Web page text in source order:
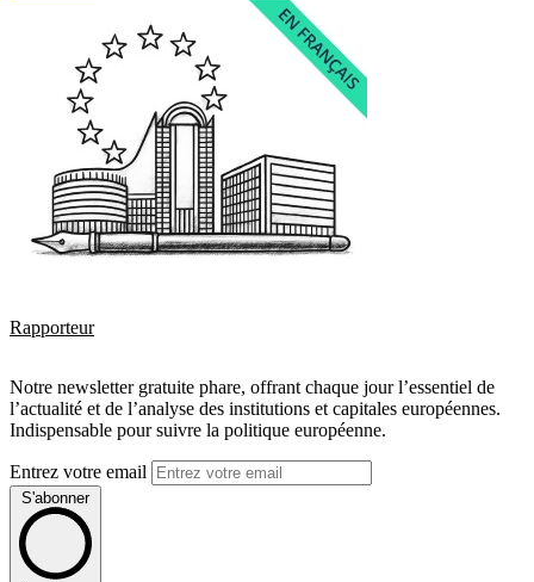
Rapporteur
Notre newsletter gratuite phare, offrant chaque jour l’essentiel de
l’actualité et de l’analyse des institutions et capitales européennes.
Indispensable pour suivre la politique européenne.
Entrez votre email
S'abonner